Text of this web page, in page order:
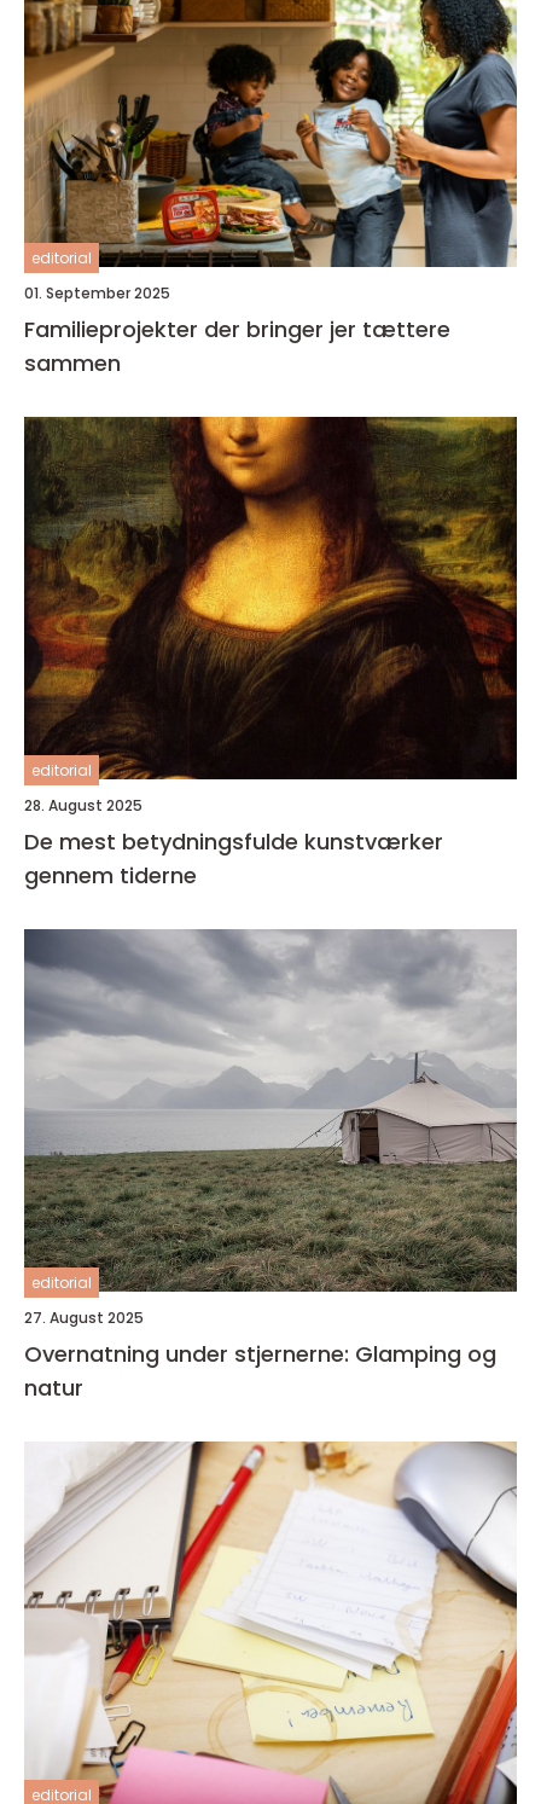
editorial
01. September 2025
Familieprojekter der bringer jer tættere
sammen
editorial
28. August 2025
De mest betydningsfulde kunstværker
gennem tiderne
editorial
27. August 2025
Overnatning under stjernerne: Glamping og
natur
editorial